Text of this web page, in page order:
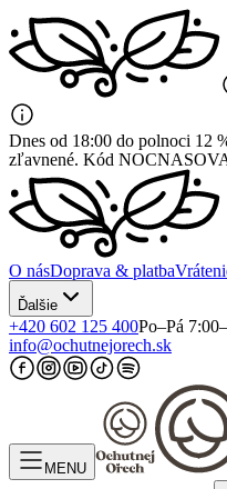
Dnes od 18:00 do polnoci 12
zľavnené. Kód
O násDoprava & platba
Ďalšie
+420 602 125 400Po–Pá
info@ochutnejorech.sk
MENU